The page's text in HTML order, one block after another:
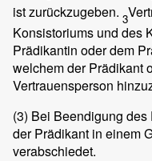
ist zurückzugeben. 3
Konsistoriums und des
Prädikantin oder dem
welchem der Prädikant
Vertrauensperson
(3) Bei Beendigung
der Prädikant in einem
verabschiedet.